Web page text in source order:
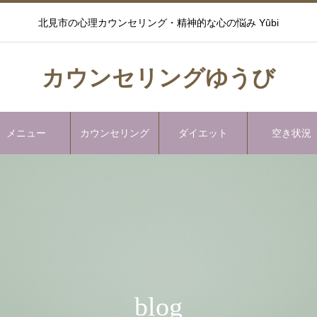
北見市の心理カウンセリング・精神的な心の悩み Yûbi
カウンセリングゆうび
メニュー カウンセリング ダイエット 空き状況
blog